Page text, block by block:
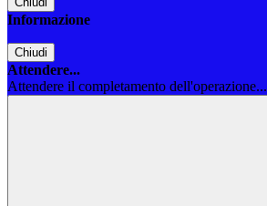
Informazione
Chiudi
Attendere...
Attendere il completamento dell'operazione...